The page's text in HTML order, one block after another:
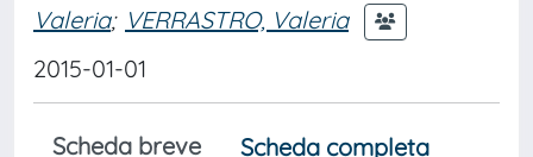
Valeria; VERRASTRO, Valeria
2015-01-01
Scheda breve
Scheda completa